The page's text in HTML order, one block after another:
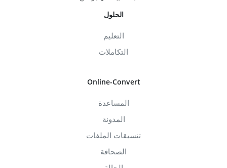
الحلول
التعليم
التكاملات
Online-Convert
المساعدة
المدونة
تنسيقات الملفات
الصحافة